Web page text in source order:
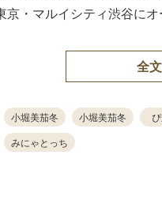
京・マルイシティ渋谷に
全
小堀美茄冬 小堀美茄冬
みにゃとっち